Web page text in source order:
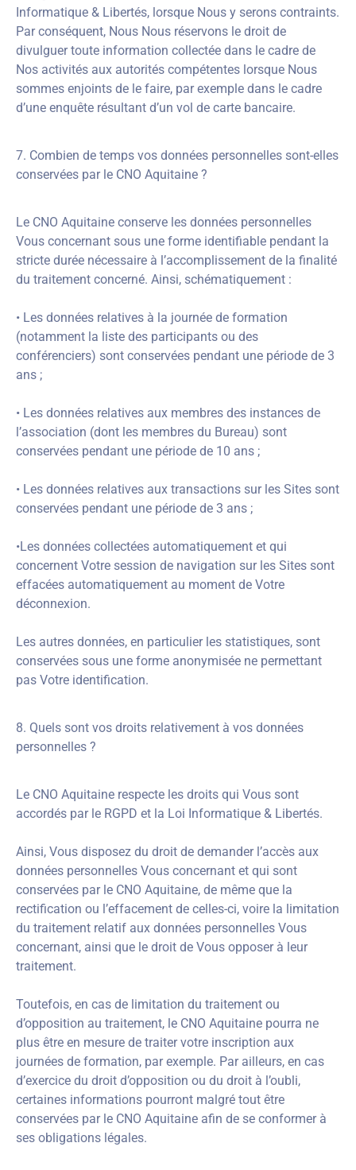
Informatique & Libertés, lorsque Nous y serons contraints.
Par conséquent, Nous Nous réservons le droit de
divulguer toute information collectée dans le cadre de
Nos activités aux autorités compétentes lorsque Nous
sommes enjoints de le faire, par exemple dans le cadre
d’une enquête résultant d’un vol de carte bancaire.
7. Combien de temps vos données personnelles sont-elles
conservées par le CNO Aquitaine ?
Le CNO Aquitaine conserve les données personnelles
Vous concernant sous une forme identifiable pendant la
stricte durée nécessaire à l’accomplissement de la finalité
du traitement concerné. Ainsi, schématiquement :
• Les données relatives à la journée de formation
(notamment la liste des participants ou des
conférenciers) sont conservées pendant une période de 3
ans ;
• Les données relatives aux membres des instances de
l’association (dont les membres du Bureau) sont
conservées pendant une période de 10 ans ;
• Les données relatives aux transactions sur les Sites sont
conservées pendant une période de 3 ans ;
•Les données collectées automatiquement et qui
concernent Votre session de navigation sur les Sites sont
effacées automatiquement au moment de Votre
déconnexion.
Les autres données, en particulier les statistiques, sont
conservées sous une forme anonymisée ne permettant
pas Votre identification.
8. Quels sont vos droits relativement à vos données
personnelles ?
Le CNO Aquitaine respecte les droits qui Vous sont
accordés par le RGPD et la Loi Informatique & Libertés.
Ainsi, Vous disposez du droit de demander l’accès aux
données personnelles Vous concernant et qui sont
conservées par le CNO Aquitaine, de même que la
rectification ou l’effacement de celles-ci, voire la limitation
du traitement relatif aux données personnelles Vous
concernant, ainsi que le droit de Vous opposer à leur
traitement.
Toutefois, en cas de limitation du traitement ou
d’opposition au traitement, le CNO Aquitaine pourra ne
plus être en mesure de traiter votre inscription aux
journées de formation, par exemple. Par ailleurs, en cas
d’exercice du droit d’opposition ou du droit à l’oubli,
certaines informations pourront malgré tout être
conservées par le CNO Aquitaine afin de se conformer à
ses obligations légales.